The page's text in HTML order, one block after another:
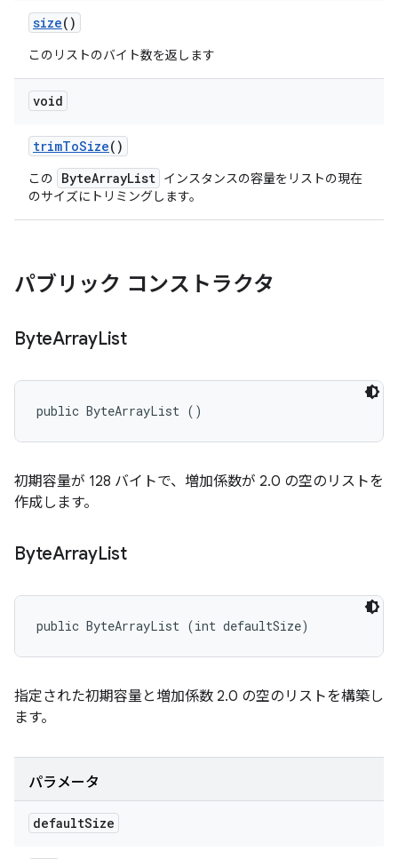
size()
このリストのバイト数を返します
void
trimToSize()
この ByteArrayList インスタンスの容量をリストの現在
のサイズにトリミングします。
パブリック コンストラクタ
ByteArrayList
public ByteArrayList ()
初期容量が 128 バイトで、増加係数が 2.0 の空のリストを
作成します。
ByteArrayList
public ByteArrayList (int defaultSize)
指定された初期容量と増加係数 2.0 の空のリストを構築し
ます。
パラメータ
defaultSize